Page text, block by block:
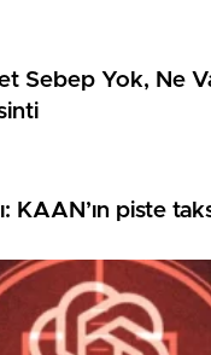
Sebep Yok, Ne
KAAN’ın piste